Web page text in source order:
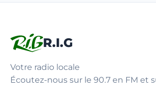
R.I.G
Votre radio locale
Écoutez-nous sur le 90.7 en FM et